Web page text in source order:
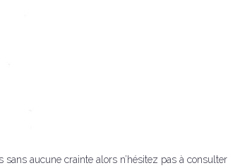
aucune crainte alors n’hésitez pas à consulter